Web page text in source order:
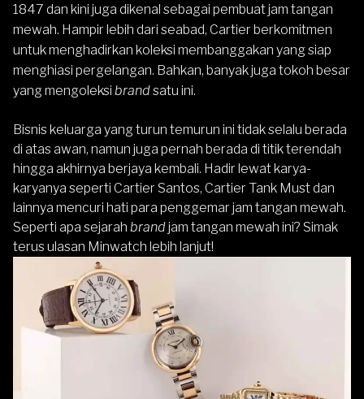
1847 dan kini juga dikenal sebagai pembuat jam tangan
mewah. Hampir lebih dari seabad, Cartier berkomitmen
untuk menghadirkan koleksi membanggakan yang siap
menghiasi pergelangan. Bahkan, banyak juga tokoh besar
yang mengoleksi brandsatu ini.
Bisnis keluarga yang turun temurun ini tidak selalu berada
di atas awan, namun juga pernah berada di titik terendah
hingga akhirnya berjaya kembali. Hadir lewat karya-
karyanya seperti Cartier Santos, Cartier Tank Must dan
lainnya mencuri hati para penggemar jam tangan mewah.
Seperti apa sejarah brandjam tangan mewah ini? Simak
terus ulasan Minwatch lebih lanjut!